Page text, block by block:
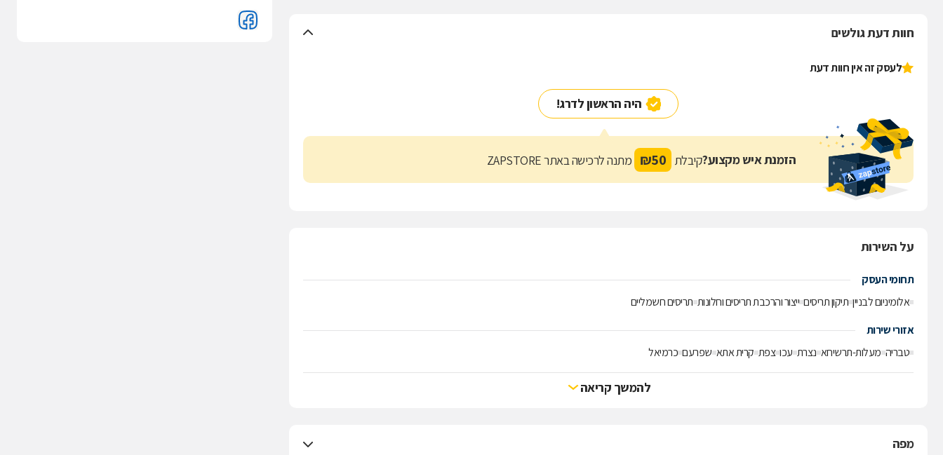
חוות דעת גולשים
לעסק זה אין חוות דעת
היה הראשון לדרג!
הזמנת איש מקצוע?קיבלת 50
₪ מתנה לרכישה באתר ZAPSTORE
על השירות
תחומי העסק
אלומיניום לבניין תיקון תריסים ייצור והרכבת תריסים וחלונות תריסים חשמליים
אזורי שירות
טבריה מעלות-תרשיחא נצרת עכו צפת קרית אתא שפרעם כרמיאל
להמשך קריאה
מפה